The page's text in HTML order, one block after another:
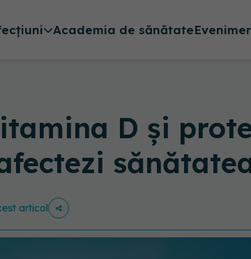
Academia de sănătate
D și
articol